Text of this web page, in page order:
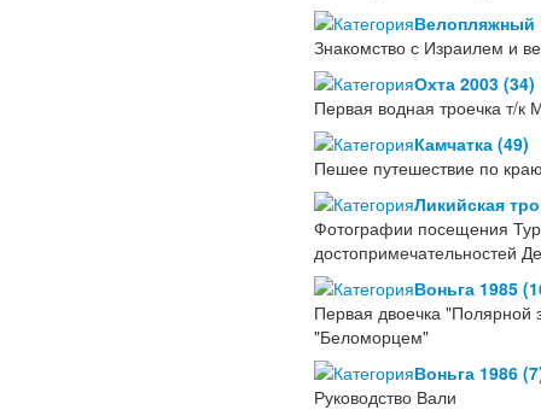
Велопляжный
Знакомство с Израилем и
Охта 2003 (34)
Первая водная троечка т/
Камчатка (49)
Пешее путешествие по
Ликийская
Фотографии посещения
достопримечательностей
Воньга 1985
Первая двоечка "Полярной
"Беломорцем"
Воньга 1986
Руководство Вали